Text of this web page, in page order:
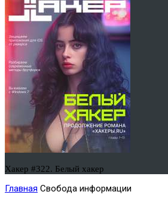
Хакер #322. Белый хакер
Главная Свобода информации